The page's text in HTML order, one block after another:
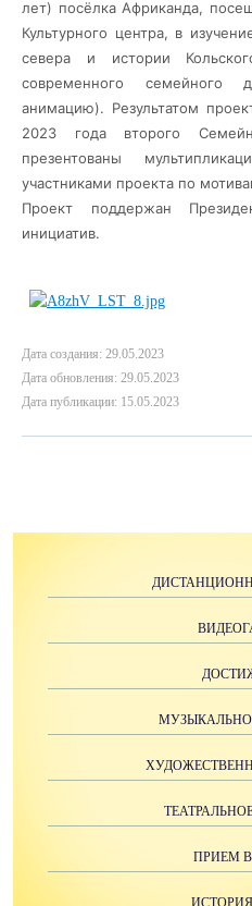
лет) посёлка Африканда,
Культурного центра, в
севера и истории
современного семейного
анимацию). Результатом
2023 года второго
презентованы
участниками проекта по
Проект поддержан
инициатив.
Дата создания: 29.05.2023
Дата обновления: 29.05.2023
Дата публикации: 15.05.2023
ПРИЕМ